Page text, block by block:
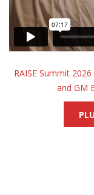
RAISE Summit
and GM